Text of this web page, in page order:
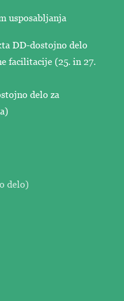
usposabljanja
DD-dostojno delo
facilitacije (25. in 27.
delo za
delo)